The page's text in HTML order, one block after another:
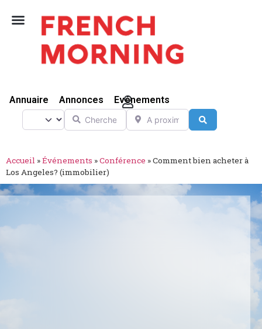
Annuaire Annonces Evénements
Select search type
Chercher A proximité de
Accueil »Événements »Conférence »Comment bien acheter à
Los Angeles? (immobilier)